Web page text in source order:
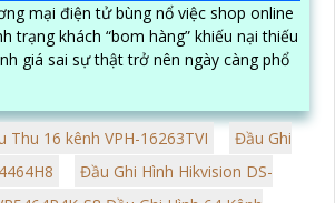
mại điện tử bùng nổ việc shop online
trạng khách “bom hàng” khiếu nại thiếu
giá sai sự thật trở nên ngày càng phổ
Thu 16 kênh VPH-16263TVI
Đầu Ghi
Đầu Ghi Hình Hikvision DS-